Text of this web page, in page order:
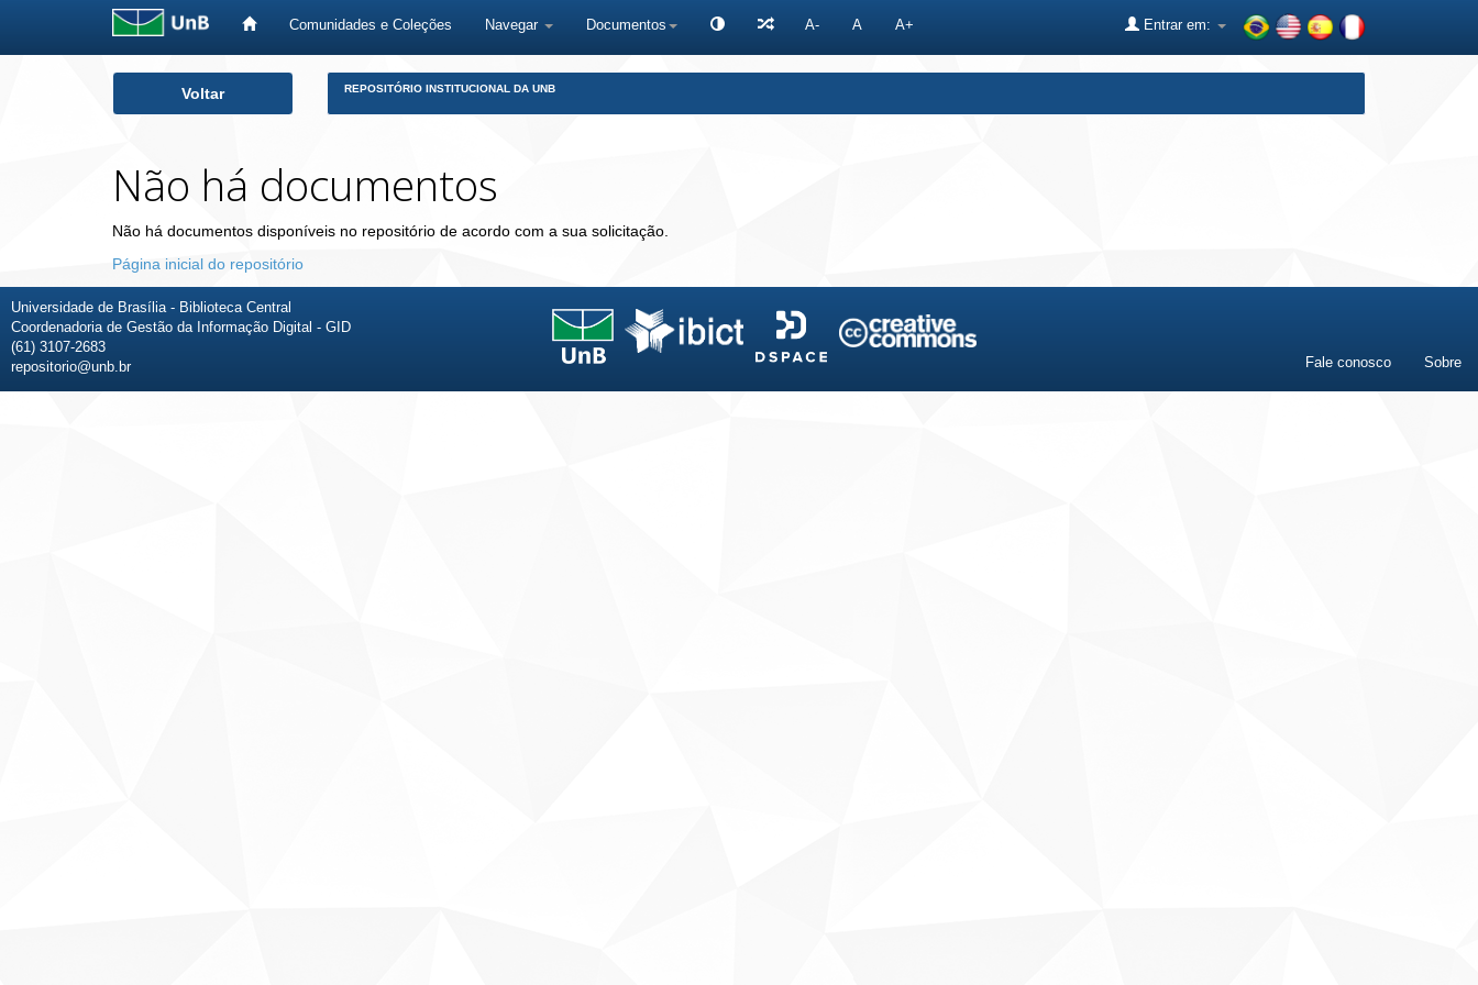
Comunidades e Coleções Navegar Documentos A- A A+ Entrar em:
Voltar REPOSITÓRIO INSTITUCIONAL DA UNB
Não há documentos
Não há documentos disponíveis no repositório de acordo com a sua solicitação.
Página inicial do repositório
Universidade de Brasília - Biblioteca Central
Coordenadoria de Gestão da Informação Digital - GID
(61) 3107-2683
repositorio@unb.br
Fale conosco Sobre